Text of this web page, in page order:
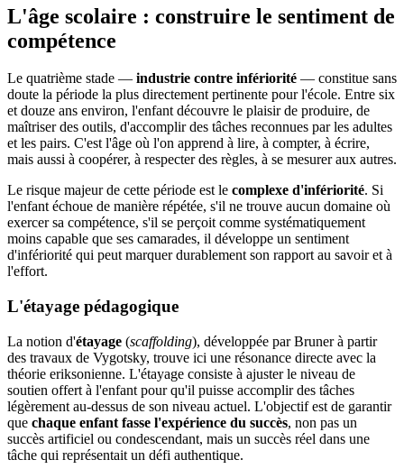
L'âge scolaire : construire le sentiment de
compétence
Le quatrième stade — industrie contre infériorité — constitue sans
doute la période la plus directement pertinente pour l'école. Entre six
et douze ans environ, l'enfant découvre le plaisir de produire, de
maîtriser des outils, d'accomplir des tâches reconnues par les adultes
et les pairs. C'est l'âge où l'on apprend à lire, à compter, à écrire,
mais aussi à coopérer, à respecter des règles, à se mesurer aux autres.
Le risque majeur de cette période est le complexe d'infériorité. Si
l'enfant échoue de manière répétée, s'il ne trouve aucun domaine où
exercer sa compétence, s'il se perçoit comme systématiquement
moins capable que ses camarades, il développe un sentiment
d'infériorité qui peut marquer durablement son rapport au savoir et à
l'effort.
L'étayage pédagogique
La notion d'étayage (scaffolding), développée par Bruner à partir
des travaux de Vygotsky, trouve ici une résonance directe avec la
théorie eriksonienne. L'étayage consiste à ajuster le niveau de
soutien offert à l'enfant pour qu'il puisse accomplir des tâches
légèrement au-dessus de son niveau actuel. L'objectif est de garantir
que chaque enfant fasse l'expérience du succès, non pas un
succès artificiel ou condescendant, mais un succès réel dans une
tâche qui représentait un défi authentique.